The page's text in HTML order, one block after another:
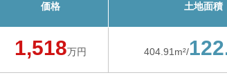
価格 土地面積
1,518万円 404.91m²/